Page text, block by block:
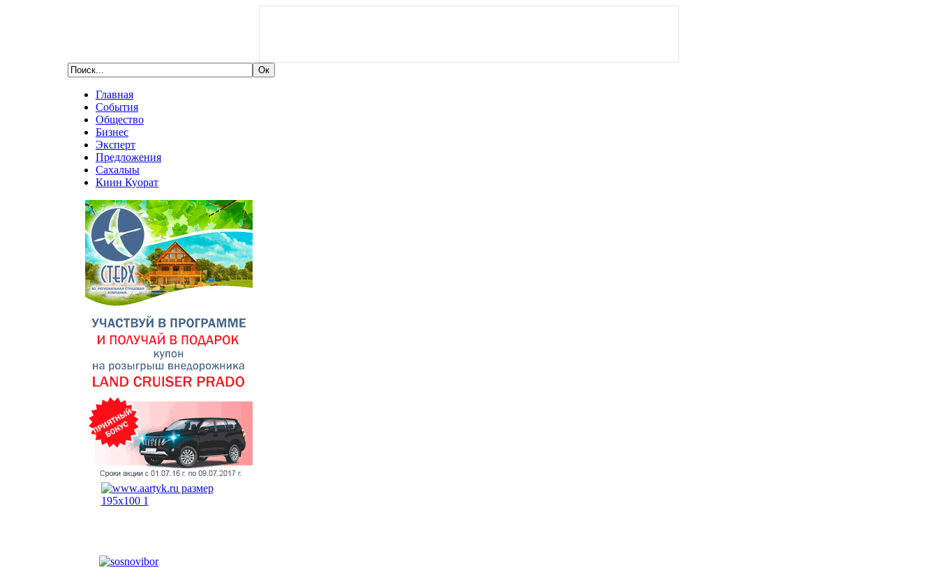
Главная
События
Общество
Бизнес
Эксперт
Предложения
Сахалыы
Киин Куорат